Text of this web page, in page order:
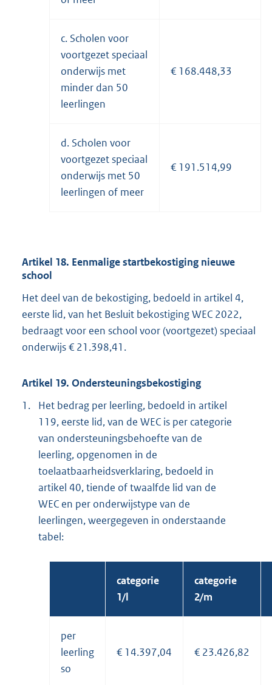
c. Scholen voor
voortgezet speciaal
onderwijs met
minder dan 50
leerlingen
€ 168.448,33
d. Scholen voor
voortgezet speciaal
onderwijs met 50
leerlingen of meer
€ 191.514,99
Artikel 18. Eenmalige startbekostiging nieuwe
school
Het deel van de bekostiging, bedoeld in artikel 4,
eerste lid, van het Besluit bekostiging WEC 2022,
bedraagt voor een school voor (voortgezet) speciaal
onderwijs € 21.398,41.
Artikel 19. Ondersteuningsbekostiging
1.
Het bedrag per leerling, bedoeld in artikel
119, eerste lid, van de WEC is per categorie
van ondersteuningsbehoefte van de
leerling, opgenomen in de
toelaatbaarheidsverklaring, bedoeld in
artikel 40, tiende of twaalfde lid van de
WEC en per onderwijstype van de
leerlingen, weergegeven in onderstaande
tabel:
categorie
1/l
categorie
2/m
per
leerling
so
€ 14.397,04 € 23.426,82